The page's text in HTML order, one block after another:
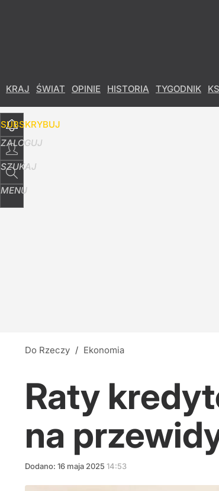
KRAJ ŚWIAT OPINIE HISTORIA TYGODNIK
SUBSKRYBUJ
ZALOGUJ
SZUKAJ
MENU
Do Rzeczy / Ekonomia
Raty
na
Dodano: 16 maja 2025 14:53